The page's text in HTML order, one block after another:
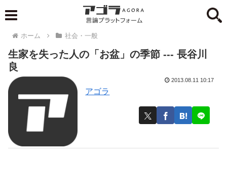
ホーム 社会・一般
生家を失った人の「お盆」の季節 --- 長谷川
良
アゴラ
2013.08.11 10:17